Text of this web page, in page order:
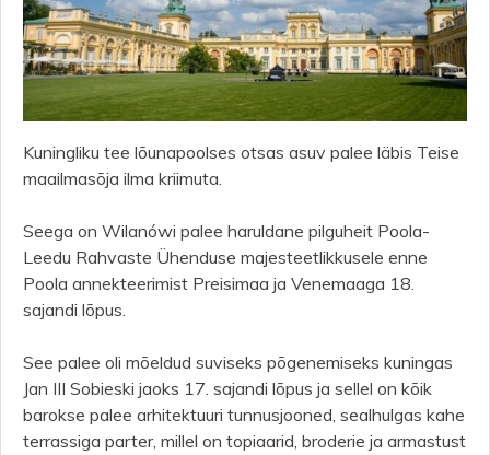
Kuningliku tee lõunapoolses otsas asuv palee läbis Teise
maailmasõja ilma kriimuta.
Seega on Wilanówi palee haruldane pilguheit Poola-
Leedu Rahvaste Ühenduse majesteetlikkusele enne
Poola annekteerimist Preisimaa ja Venemaaga 18.
sajandi lõpus.
See palee oli mõeldud suviseks põgenemiseks kuningas
Jan III Sobieski jaoks 17. sajandi lõpus ja sellel on kõik
barokse palee arhitektuuri tunnusjooned, sealhulgas kahe
terrassiga parter, millel on topiaarid, broderie ja armastust